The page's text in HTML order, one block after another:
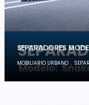
SEPARADORES
MOBILIARIO URBANO ,